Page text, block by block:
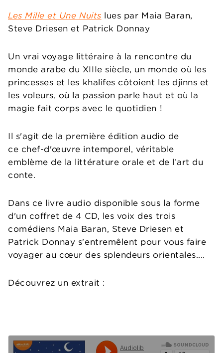
Les Mille et Une Nuits lues par Maia Baran,
Steve Driesen et Patrick Donnay
Un vrai voyage littéraire à la rencontre du
monde arabe du XIIIe siècle, un monde où les
princesses et les khalifes côtoient les djinns et
les voleurs, où la passion parle haut et où la
magie fait corps avec le quotidien !
Il s'agit de la première édition audio de
ce chef-d'œuvre intemporel, véritable
emblème de la littérature orale et de l’art du
conte.
Dans ce livre audio disponible sous la forme
d'un coffret de 4 CD, les voix des trois
comédiens Maia Baran, Steve Driesen et
Patrick Donnay s'entremêlent pour vous faire
voyager au cœur des splendeurs orientales....
Découvrez un extrait :